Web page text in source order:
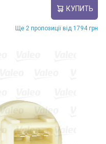
КУПИТЬ
Ще 2 пропозиції від 1794 грн